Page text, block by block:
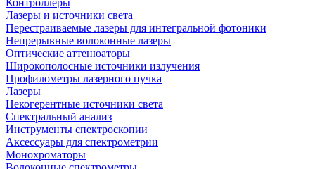
Контроллеры
Лазеры и источники света
Перестраиваемые лазеры для интегральной фотоники
Непрерывные волоконные лазеры
Оптические аттенюаторы
Широкополосные источники излучения
Профилометры лазерного пучка
Лазеры
Некогерентные источники света
Спектральный анализ
Инструменты спектроскопии
Аксессуары для спектрометрии
Монохроматоры